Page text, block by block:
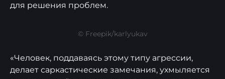
для решения проблем.
© Freepik/karlyukav
«Человек, поддаваясь этому типу агрессии,
делает саркастические замечания, ухмыляется